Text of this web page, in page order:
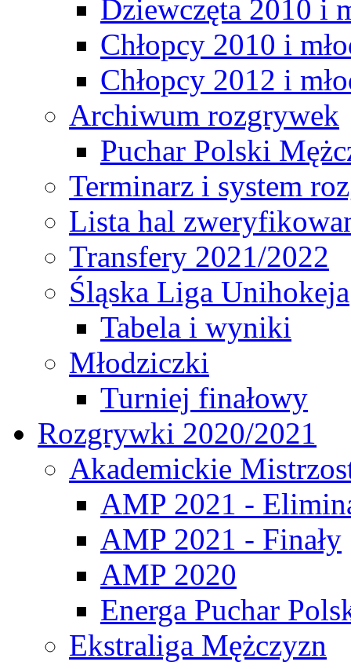
Dziewczęta 2010 i
Chłopcy 2010 i
Chłopcy 2012 i
Archiwum rozgrywek
Puchar Polski
Terminarz i system
Lista hal
Transfery 2021/2022
Śląska Liga Unihokeja
Tabela i wyniki
Młodziczki
Turniej finałowy
Rozgrywki 2020/2021
Akademickie
AMP 2021 -
AMP 2021 - Finały
AMP 2020
Energa Puchar
Ekstraliga Mężczyzn